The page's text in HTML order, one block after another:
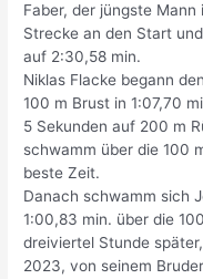
Faber, der jüngste
Strecke an den Start
auf 2:30,58 min.
Niklas Flacke begann
100 m Brust in 1:07,70
5 Sekunden auf 200 m
schwamm über die 100
beste Zeit.
Danach schwamm sich
1:00,83 min. über die
dreiviertel Stunde
2023, von seinem